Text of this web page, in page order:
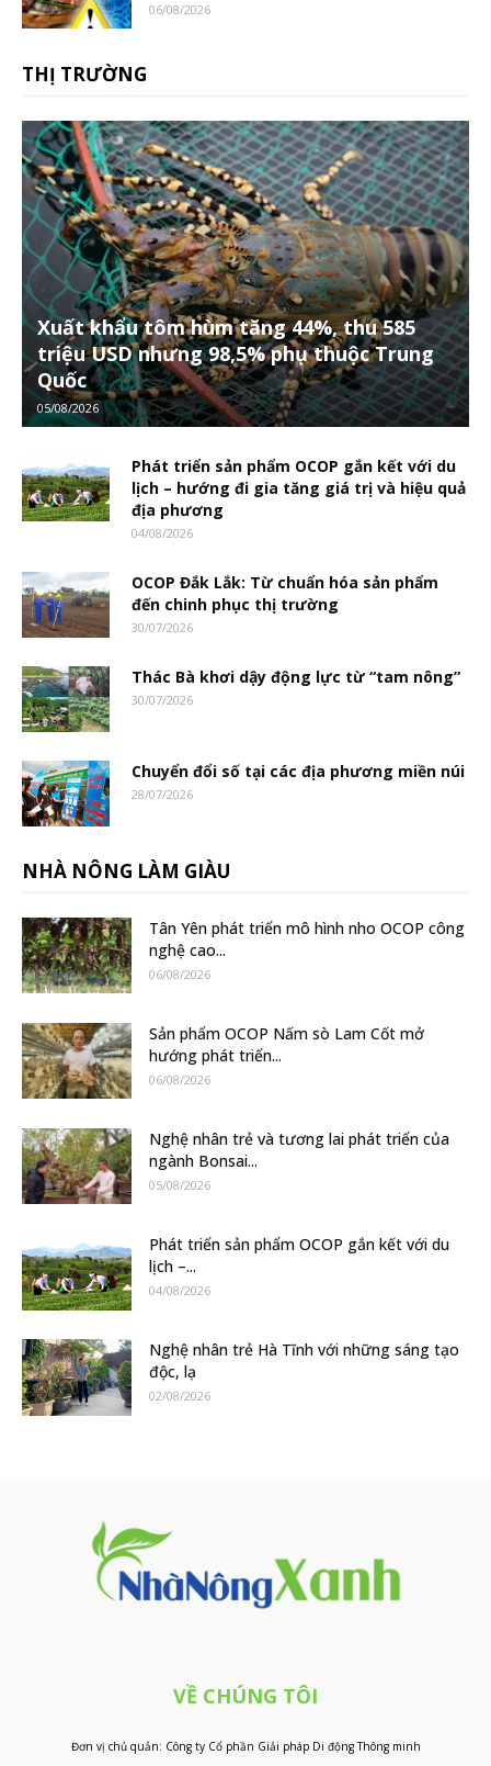
06/08/2026
THỊ TRƯỜNG
Xuất khẩu tôm hùm tăng 44%, thu 585
triệu USD nhưng 98,5% phụ thuộc Trung
Quốc
05/08/2026
Phát triển sản phẩm OCOP gắn kết với du
lịch – hướng đi gia tăng giá trị và hiệu quả
địa phương
04/08/2026
OCOP Đắk Lắk: Từ chuẩn hóa sản phẩm
đến chinh phục thị trường
30/07/2026
Thác Bà khơi dậy động lực từ “tam nông”
30/07/2026
Chuyển đổi số tại các địa phương miền núi
28/07/2026
NHÀ NÔNG LÀM GIÀU
Tân Yên phát triển mô hình nho OCOP công
nghệ cao...
06/08/2026
Sản phẩm OCOP Nấm sò Lam Cốt mở
hướng phát triển...
06/08/2026
Nghệ nhân trẻ và tương lai phát triển của
ngành Bonsai...
05/08/2026
Phát triển sản phẩm OCOP gắn kết với du
lịch –...
04/08/2026
Nghệ nhân trẻ Hà Tĩnh với những sáng tạo
độc, lạ
02/08/2026
VỀ CHÚNG TÔI
Đơn vị chủ quản: Công ty Cổ phần Giải pháp Di động Thông minh